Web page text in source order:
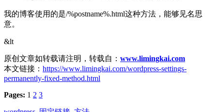
我的博客使用的是/%postname%.html这种方法，能够见名思
意。
&lt
原创文章如转载请注明，转载自： www.limingkai.com
本文链接： https://www.limingkai.com/wordpress-settings-
permanently-fixed-method.html
Pages: 1 2 3